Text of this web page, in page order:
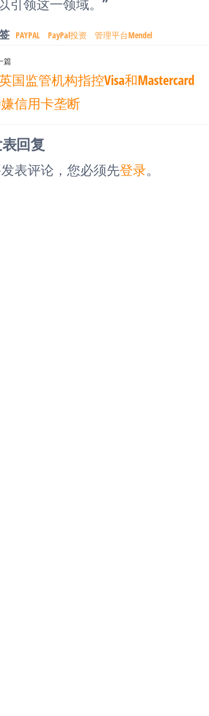
PAYPAL PayPal投资 管理平台Mendel
篇
国监管机构指控Visa和Mastercard
信用卡垄断
回复
表评论，您必须先登录。